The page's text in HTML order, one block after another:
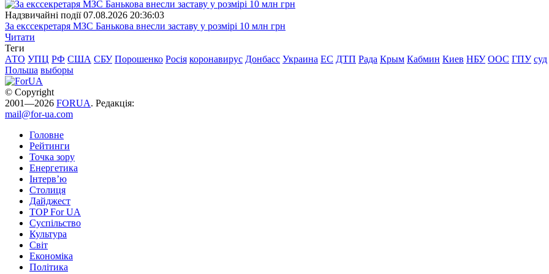
Надзвичайні події 07.08.2026 20:36:03
За екссекретаря МЗС Банькова внесли заставу у розмірі 10 млн грн
Читати
Теги
АТО УПЦ РФ США СБУ Порошенко Росія коронавирус Донбасс Украина ЕС ДТП Рада Крым Кабмин Киев НБУ ООС ГПУ суд
Польша выборы
© Copyright
2001—2026 FORUA. Редакція:
mail@for-ua.com
Головне
Рейтинги
Точка зору
Енергетика
Інтерв’ю
Столиця
Дайджест
TOP For UA
Суспiльство
Культура
Світ
Економіка
Політика